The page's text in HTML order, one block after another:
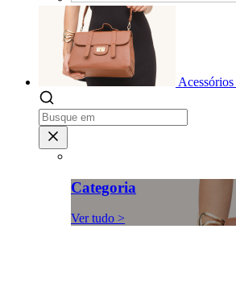
Acessórios
Categoria
Ver tudo >